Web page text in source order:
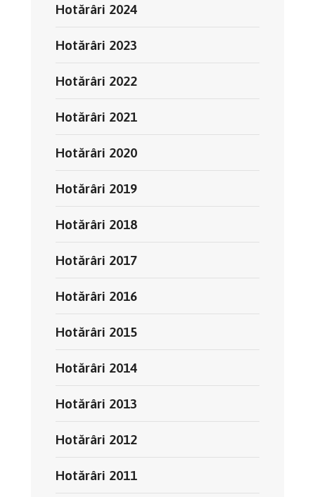
Hotărâri 2024
Hotărâri 2023
Hotărâri 2022
Hotărâri 2021
Hotărâri 2020
Hotărâri 2019
Hotărâri 2018
Hotărâri 2017
Hotărâri 2016
Hotărâri 2015
Hotărâri 2014
Hotărâri 2013
Hotărâri 2012
Hotărâri 2011